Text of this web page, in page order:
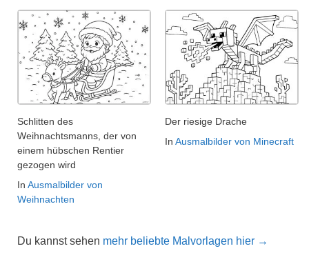
Schlitten des
Weihnachtsmanns, der von
einem hübschen Rentier
gezogen wird
In Ausmalbilder von
Weihnachten
Der riesige Drache
In Ausmalbilder von Minecraft
Du kannst sehen mehr beliebte Malvorlagen hier →